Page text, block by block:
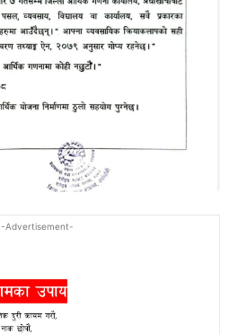
-Advertisement-